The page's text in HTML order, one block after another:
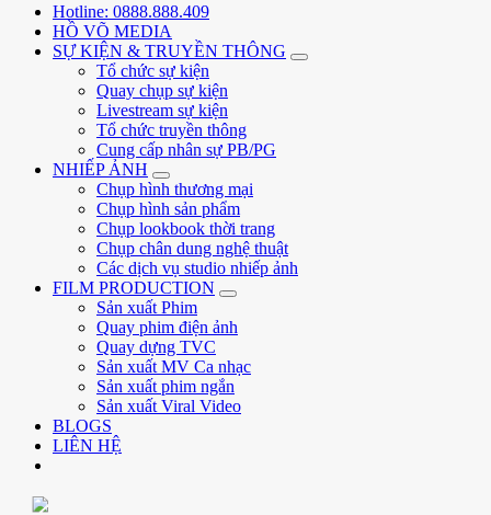
Hotline: 0888.888.409
HỒ VÕ MEDIA
SỰ KIỆN & TRUYỀN THÔNG
Tổ chức sự kiện
Quay chụp sự kiện
Livestream sự kiện
Tổ chức truyền thông
Cung cấp nhân sự PB/PG
NHIẾP ẢNH
Chụp hình thương mại
Chụp hình sản phẩm
Chụp lookbook thời trang
Chụp chân dung nghệ thuật
Các dịch vụ studio nhiếp ảnh
FILM PRODUCTION
Sản xuất Phim
Quay phim điện ảnh
Quay dựng TVC
Sản xuất MV Ca nhạc
Sản xuất phim ngắn
Sản xuất Viral Video
BLOGS
LIÊN HỆ